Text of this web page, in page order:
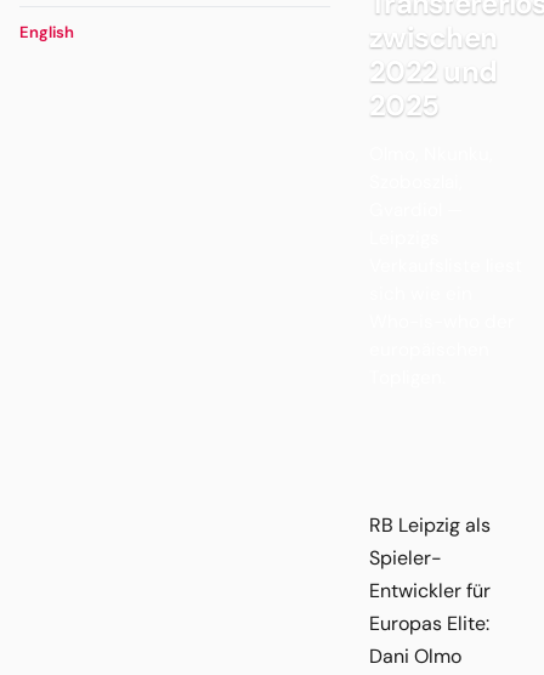
English
zwischen
2022 und
2025
RB Leipzig als
Spieler-
Entwickler für
Europas Elite:
Dani Olmo